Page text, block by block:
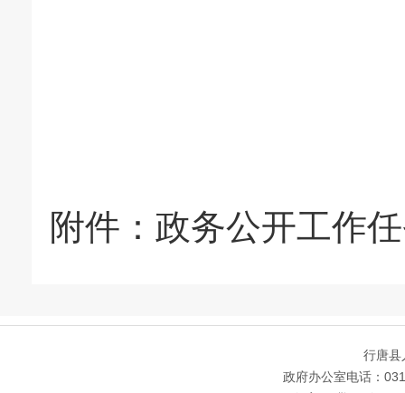
附件： 政务公开工作